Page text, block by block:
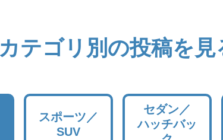
カテゴリ別の投稿を見
スポーツ／
SUV
セダン／
ハッチバッ